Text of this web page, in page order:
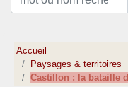
Accueil
Paysages & territoires
Castillon : la bataille